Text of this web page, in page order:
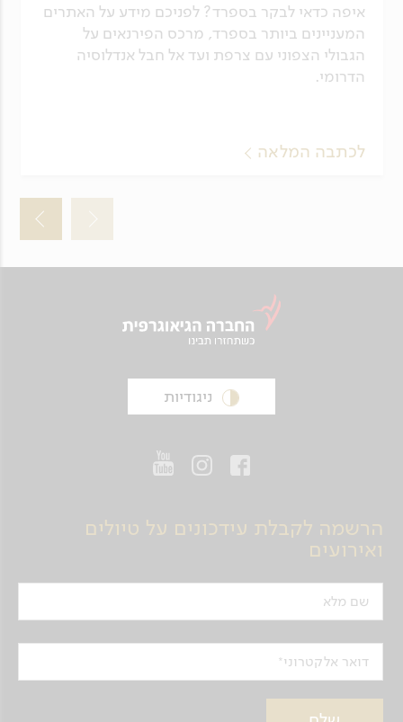
איפה כדאי לבקר בספרד? לפניכם מידע על האתרים
המעניינים ביותר בספרד, מרכס הפירנאים על
הגבולי הצפוני עם צרפת ועד אל חבל אנדלוסיה
הדרומי.
לכתבה המלאה
ניגודיות
הרשמה לקבלת עידכונים על טיולים
ואירועים
שם מלא
דואר אלקטרוני